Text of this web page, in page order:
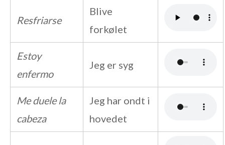
Resfriarse
Blive
forkølet
Estoy
enfermo
Jeg er syg
Me duele la
cabeza
Jeg har ondt i
hovedet